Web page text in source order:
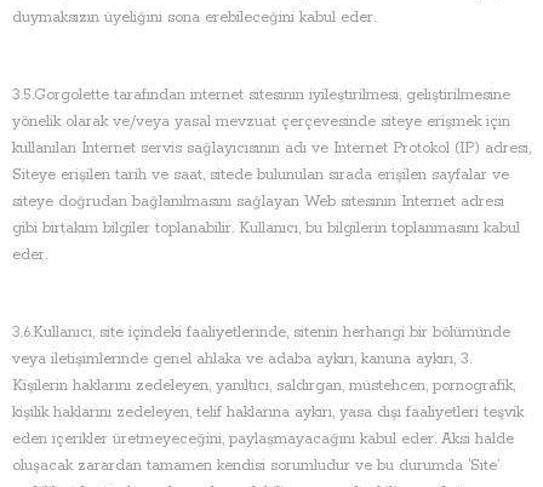
duymaksızın üyeliğini sona erebileceğini kabul eder.
3.5.Gorgolette tarafından internet sitesinin iyileştirilmesi, geliştirilmesine
yönelik olarak ve/veya yasal mevzuat çerçevesinde siteye erişmek için
kullanılan Internet servis sağlayıcısının adı ve Internet Protokol (IP) adresi,
Siteye erişilen tarih ve saat, sitede bulunulan sırada erişilen sayfalar ve
siteye doğrudan bağlanılmasını sağlayan Web sitesinin Internet adresi
gibi birtakım bilgiler toplanabilir. Kullanıcı, bu bilgilerin toplanmasını kabul
eder.
3.6.Kullanıcı, site içindeki faaliyetlerinde, sitenin herhangi bir bölümünde
veya iletişimlerinde genel ahlaka ve adaba aykırı, kanuna aykırı, 3.
Kişilerin haklarını zedeleyen, yanıltıcı, saldırgan, müstehcen, pornografik,
kişilik haklarını zedeleyen, telif haklarına aykırı, yasa dışı faaliyetleri teşvik
eden içerikler üretmeyeceğini, paylaşmayacağını kabul eder. Aksi halde
oluşacak zarardan tamamen kendisi sorumludur ve bu durumda ‘Site’